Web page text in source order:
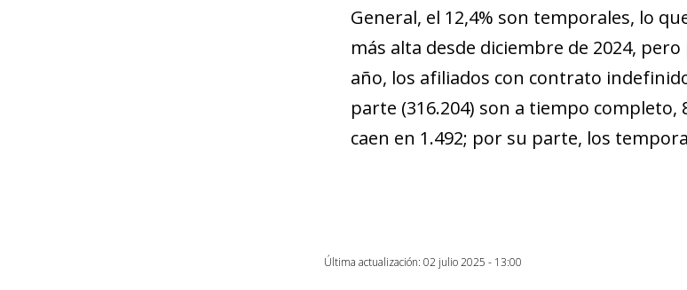
General, el 12,4% son temporales, lo
más alta desde diciembre de 2024,
año, los afiliados con contrato
parte (316.204) son a tiempo
caen en 1.492; por su parte, los
Última actualización: 02 julio 2025 - 13:00